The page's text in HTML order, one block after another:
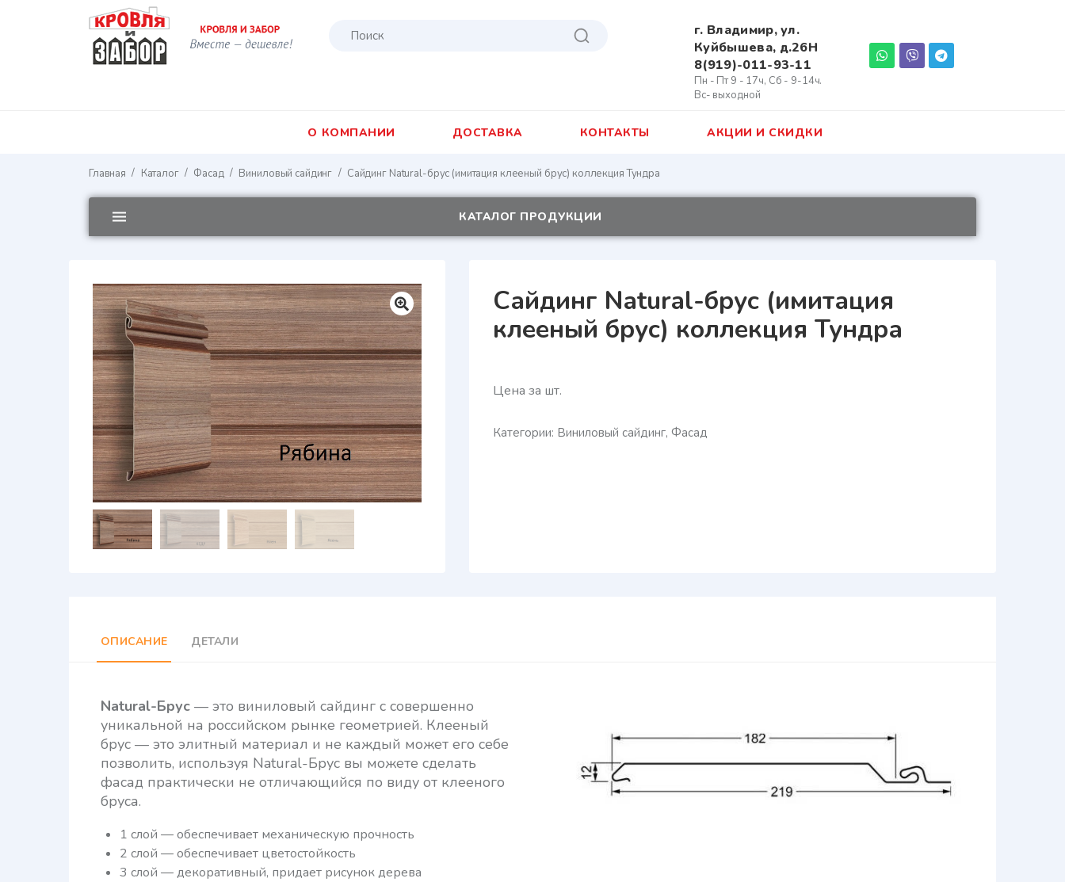
г. Владимир, ул.
Куйбышева, д.26Н
8(919)-011-93-11
Пн - Пт 9 - 17ч, Сб - 9-14ч.
Вс- выходной
О КОМПАНИИ ДОСТАВКА КОНТАКТЫ АКЦИИ И СКИДКИ
Главная / Каталог / Фасад / Виниловый сайдинг / Сайдинг Natural-брус (имитация клееный брус) коллекция Тундра
КАТАЛОГ ПРОДУКЦИИ
Сайдинг Natural-брус (имитация
клееный брус) коллекция Тундра
Цена за шт.
Категории: Виниловый сайдинг, Фасад
ОПИСАНИЕ ДЕТАЛИ
Natural-Брус — это виниловый сайдинг с совершенно
уникальной на российском рынке геометрией. Клееный
брус — это элитный материал и не каждый может его себе
позволить, используя Natural-Брус вы можете сделать
фасад практически не отличающийся по виду от клееного
бруса.
1 слой — обеспечивает механическую прочность
2 слой — обеспечивает цветостойкость
3 слой — декоративный, придает рисунок дерева